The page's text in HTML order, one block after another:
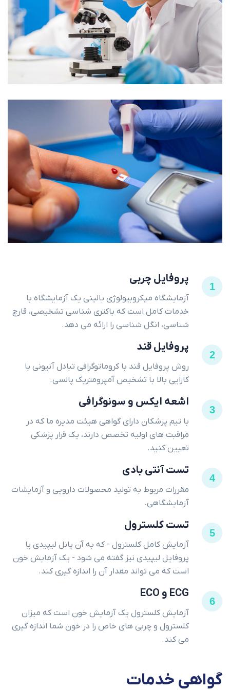
1
پروفایل چربی
آزمایشگاه میکروبیولوژی بالینی یک آزمایشگاه با
خدمات کامل است که باکتری شناسی تشخیصی، قارچ
شناسی، انگل شناسی را ارائه می دهد.
2
پروفایل قند
روش پروفایل قند با کروماتوگرافی تبادل آنیونی با
کارایی بالا با تشخیص آمپرومتریک پالسی.
3
اشعه ایکس و سونوگرافی
با تیم پزشکان دارای گواهی هیئت مدیره ما که در
مراقبت های اولیه تخصص دارند، یک قرار پزشکی
تعیین کنید.
4
تست آنتی بادی
مقررات مربوط به تولید محصولات دارویی و آزمایشات
آزمایشگاهی.
5
تست کلسترول
آزمایش کامل کلسترول - که به آن پانل لیپیدی یا
پروفایل لیپیدی نیز گفته می شود - یک آزمایش خون
است که می تواند مقدار آن را اندازه گیری کند.
6
ECG و ECO
آزمایش کلسترول یک آزمایش خون است که میزان
کلسترول و چربی های خاص را در خون شما اندازه گیری
می کند.
گواهیخدمات